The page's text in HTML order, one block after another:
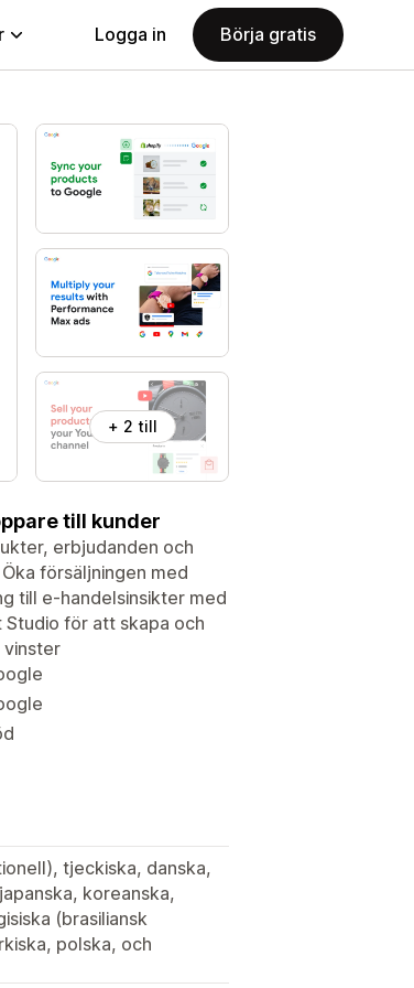
Logga in Börja gratis
+ 2 till
till kunder
erbjudanden och
försäljningen med
till e-handelsinsikter med
för att skapa och
tjeckiska, danska,
koreanska,
(brasiliansk
polska, och